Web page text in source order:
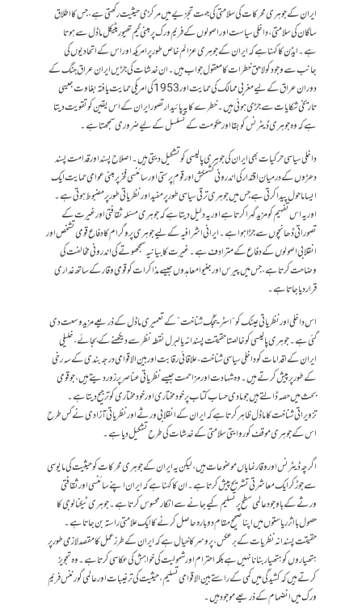
ایران کے جوہری محرکات کی سلامتی کی جہت تجزیے میں مرکزی حیثیت رکھتی ہے، جس کا اطلاق
ساگان کی سلامتی، داخلی سیاست اور اصولوں کے فریم ورک پر مبنی گیم تھیوریٹیکل ماڈل سے ہوتا
ہے۔ ایڈن کا کہنا ہے کہ ایران کے جوہری عزائم خاص طور پر امریکہ اور اس کے اتحادیوں کی
جانب سے وجود کو لاحق خطرات کا معقول جواب ہیں۔ ان خدشات کی جڑیں ایران عراق جنگ کے
دوران عراق کے لیے مغربی ممالک کی حمایت اور 1953 کی امریکی حمایت یافتہ بغاوت جیسی
تاریخی شکایات سے جڑی ہوئی ہیں۔ خطرے کا یہ پائیدار تصور ایران کے اس یقین کو تقویت دیتا
ہے کہ وہ جوہری ڈیٹرنس کو بقا اور حکومت کے تسلسل کے لیے ضروری سمجھتا ہے۔
داخلی سیاسی حرکیات بھی ایران کی جوہری پالیسی کو تشکیل دیتی ہیں۔ اصلاح پسند اور قدامت پسند
دھڑوں کے درمیان اقتدار کی اندرونی کشمکش اور قوم پرستی اور سائنسی فخر پر مبنی عوامی حمایت ایک
ایسا ماحول پیدا کرتی ہے جس میں جوہری ترقی سیاسی طور پر مفید اور نظریاتی طور پر مضبوط ہوتی ہے۔
اور یہ اس تفہیم کو مزید گہرا کرتا ہے اور یہ دلیل دیتا ہے کہ جوہری مسئلہ ثقافتی اور غیرت کے
تصوراتی ڈھانچوں سے جڑا ہوا ہے۔ ایرانی اشرافیہ کے لیے جوہری پروگرام کا دفاع قومی تشخص اور
انقلابی اصولوں کے دفاع کے مترادف ہے۔ غیرت کا بیانیہ سمجھوتے کی اندرونی مخالفت کی
وضاحت کرتا ہے، جس میں پیرس اور جنیوا معاہدوں جیسے مذاکرات کو قومی وقار کے ساتھ غداری
قرار دیا جاتا ہے۔
اس داخلی اور نظریاتی عینک کو “اسٹریٹجک شناخت” کے تعمیری ماڈل کے ذریعے مزید وسعت دی
گئی ہے۔ جوہری پالیسی کو خالصتا حقیقت پسندانہ یا لبرل نقطہ نظر سے دیکھنے کے بجائے، خلیلی
ایران کے اقدامات کو داخلی سیاسی شناخت، علاقائی رقابت اور بین الاقوامی درجہ بندی کے سہ رخی
کے طور پر پیش کرتے ہیں۔ وہ شہادت اور مزاحمت جیسے نظریاتی عناصر پر زور دیتے ہیں، جو قومی
بحث میں حصہ ڈالتے ہیں جو مادی حساب کتاب پر خودمختاری اور خودمختاری کو ترجیح دیتا ہے۔
تزویراتی شناخت کا ماڈل ظاہر کرتا ہے کہ ایران کے انقلابی ورثے اور نظریاتی آزادی نے کس طرح
اس کے جوہری موقف کو روایتی سلامتی کے خدشات کی طرح تشکیل دیا ہے۔
اگرچہ ڈیٹرنس اور وقار نمایاں موضوعات ہیں ، لیکن یہ ایران کے جوہری محرکات کو حیثیت کی مایوسی
سے جوڑ کر ایک معاشرتی تشریح پیش کرتا ہے۔ ان کا کہنا ہے کہ ایران اپنے سائنسی اور ثقافتی
ورثے کے باوجود عالمی سطح پر تسلیم کیے جانے سے انکار محسوس کرتا ہے۔ جوہری ٹیکنالوجی کا
حصول بااثر ریاستوں میں اپنا صحیح مقام دوبارہ حاصل کرنے کا ایک علامتی راستہ بن جاتا ہے۔
حقیقت پسندانہ نظریات کے برعکس، پروسر کا خیال ہے کہ ایران کے طرز عمل کا مقصد لازمی طور پر
ہتھیار وں کو ہتھیار بنانا نہیں ہے بلکہ احترام اور شمولیت کی خواہش کی عکاسی کرتا ہے۔ وہ تجویز
کرتے ہیں کہ کشیدگی میں کمی کے راستے بین الاقوامی تسلیم، حیثیت کی ترغیبات اور عالمی گورننس فریم
ورک میں انضمام کے ذریعے موجود ہیں۔